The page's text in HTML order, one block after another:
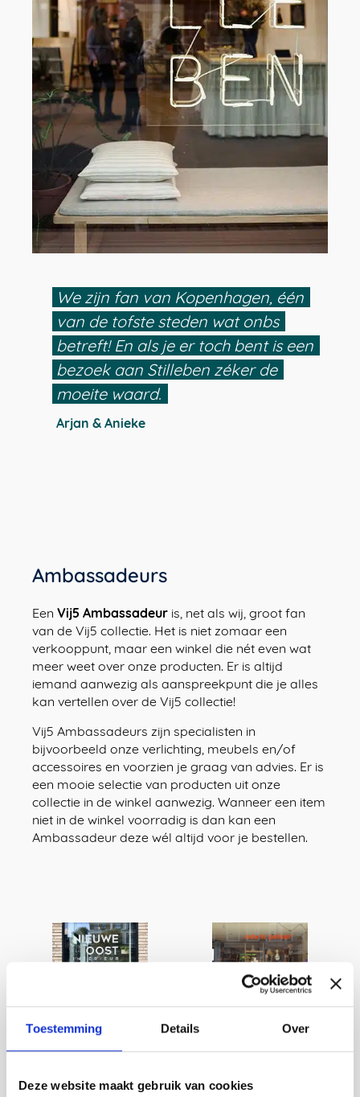
Toestemming Details Over
Deze website maakt gebruik van cookies
We zijn fan van Kopenhagen, één
van de tofste steden wat onbs
betreft! En als je er toch bent is een
bezoek aan Stilleben zéker de
moeite waard.
Arjan & Anieke
Ambassadeurs
Een Vij5 Ambassadeur is, net als wij, groot fan
van de Vij5 collectie. Het is niet zomaar een
verkooppunt, maar een winkel die nét even wat
meer weet over onze producten. Er is altijd
iemand aanwezig als aanspreekpunt die je alles
kan vertellen over de Vij5 collectie!
Vij5 Ambassadeurs zijn specialisten in
bijvoorbeeld onze verlichting, meubels en/of
accessoires en voorzien je graag van advies. Er is
een mooie selectie van producten uit onze
collectie in de winkel aanwezig. Wanneer een item
niet in de winkel voorradig is dan kan een
Ambassadeur deze wél altijd voor je bestellen.
Nieuwe
Oost,
Utrecht
Edwin
Pelser, Den
Haag